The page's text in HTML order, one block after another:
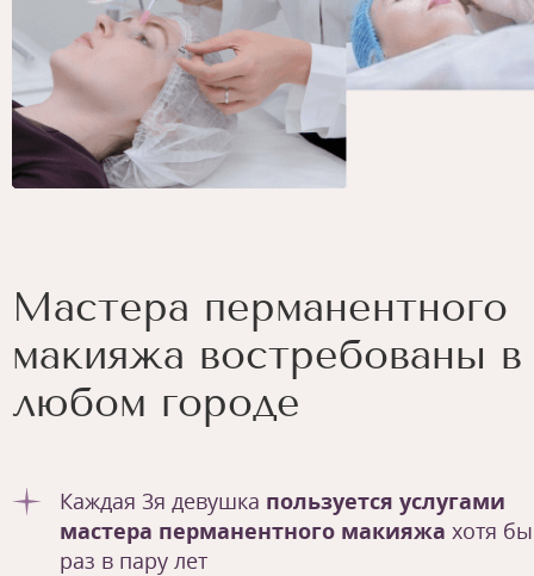
Мастера перманентного
макияжа востребованы в
любом городе
Каждая 3я девушка пользуется услугами
мастера перманентного макияжа хотя бы
раз в пару лет